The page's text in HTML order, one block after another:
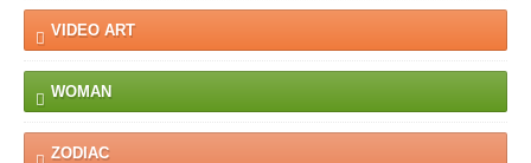
VIDEO ART
WOMAN
ZODIAC